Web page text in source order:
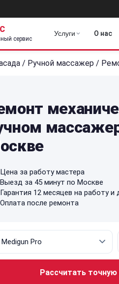
сервис
Услуги О нас
/ Ручной массажер /
Цена за работу мастера
Выезд за 45 минут по Москве
Гарантия 12 месяцев на работу и
Оплата после ремонта
Рассчитать